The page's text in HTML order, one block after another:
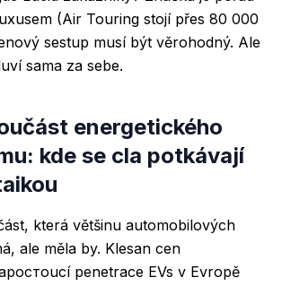
(Air Touring stojí přes 80 000
sestup musí být věrohodný. Ale
sama za sebe.
energetického
kde se cla potkávají
která většinu automobilových
ale měla by. Klesan cen
penetrace EVs v Evropě